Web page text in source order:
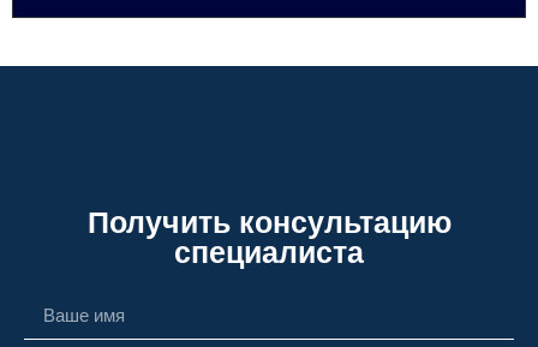
Получить консультацию
специалиста